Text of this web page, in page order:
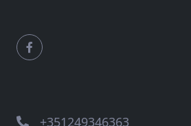
+351249346363